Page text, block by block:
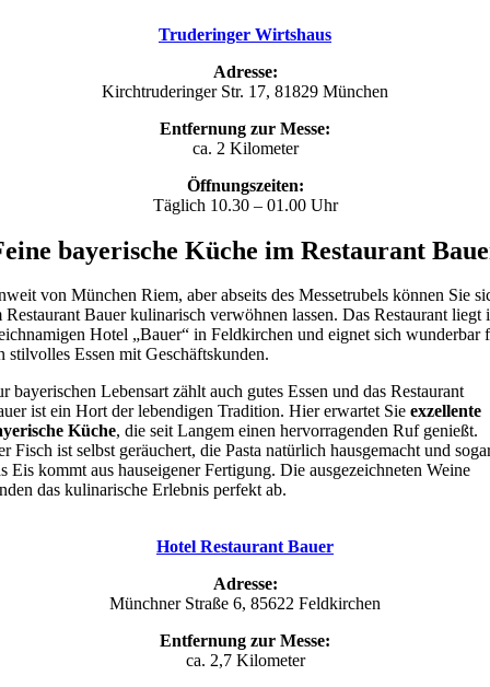
Truderinger Wirtshaus
Adresse:
Kirchtruderinger Str. 17, 81829 München
Entfernung zur Messe:
ca. 2 Kilometer
Öffnungszeiten:
Täglich 10.30 – 01.00 Uhr
bayerische Küche im Restaurant
von München Riem, aber abseits des Messetrubels können Sie
Restaurant Bauer kulinarisch verwöhnen lassen. Das Restaurant liegt
Hotel „Bauer“ in Feldkirchen und eignet sich wunderbar
stilvolles Essen mit Geschäftskunden.
bayerischen Lebensart zählt auch gutes Essen und das Restaurant
ist ein Hort der lebendigen Tradition. Hier erwartet Sieexzellente
Küche, die seit Langem einen hervorragenden Ruf genießt.
Fisch ist selbst geräuchert, die Pasta natürlich hausgemacht und
Eis kommt aus hauseigener Fertigung. Die ausgezeichneten Weine
das kulinarische Erlebnis perfekt ab.
Hotel Restaurant Bauer
Adresse:
Münchner Straße 6, 85622 Feldkirchen
Entfernung zur Messe:
ca. 2,7 Kilometer